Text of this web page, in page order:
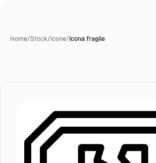
Home/Stock/Icone/Icona fragile